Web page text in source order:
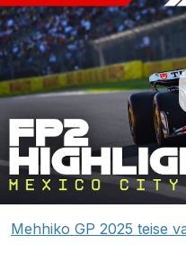
Mehhiko GP 2025 teise